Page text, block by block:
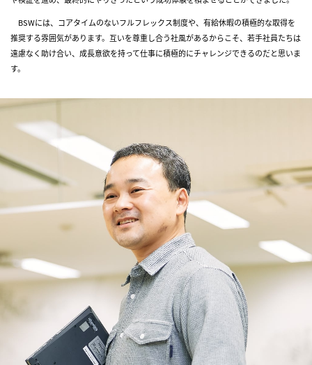
People
Project Story
Training
Diversity
エントリー
キャリア採用 エントリー
BSWには、コアタイムのないフルフレックス制度や、有給休暇の積極的な取得を
推奨する雰囲気があります。互いを尊重し合う社風があるからこそ、若手社員たちは
遠慮なく助け合い、成長意欲を持って仕事に積極的にチャレンジできるのだと思いま
す。